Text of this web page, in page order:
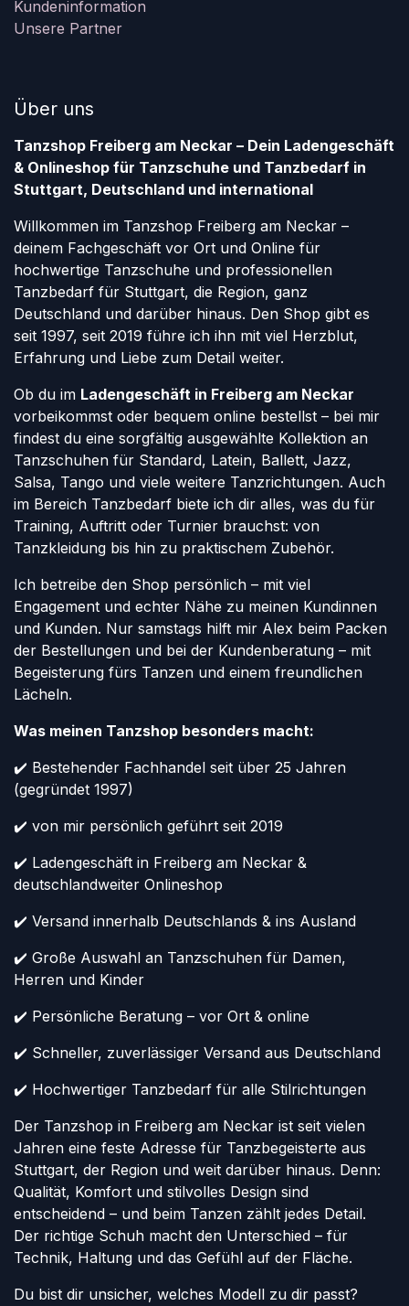
Kundeninformation
Unsere Partner
Über uns
Tanzshop Freiberg am Neckar – Dein Ladengeschäft
& Onlineshop für Tanzschuhe und Tanzbedarf in
Stuttgart, Deutschland und international
Willkommen im Tanzshop Freiberg am Neckar –
deinem Fachgeschäft vor Ort und Online für
hochwertige Tanzschuhe und professionellen
Tanzbedarf für Stuttgart, die Region, ganz
Deutschland und darüber hinaus. Den Shop gibt es
seit 1997, seit 2019 führe ich ihn mit viel Herzblut,
Erfahrung und Liebe zum Detail weiter.
Ob du im Ladengeschäft in Freiberg am Neckar
vorbeikommst oder bequem online bestellst – bei mir
findest du eine sorgfältig ausgewählte Kollektion an
Tanzschuhen für Standard, Latein, Ballett, Jazz,
Salsa, Tango und viele weitere Tanzrichtungen. Auch
im Bereich Tanzbedarf biete ich dir alles, was du für
Training, Auftritt oder Turnier brauchst: von
Tanzkleidung bis hin zu praktischem Zubehör.
Ich betreibe den Shop persönlich – mit viel
Engagement und echter Nähe zu meinen Kundinnen
und Kunden. Nur samstags hilft mir Alex beim Packen
der Bestellungen und bei der Kundenberatung – mit
Begeisterung fürs Tanzen und einem freundlichen
Lächeln.
Was meinen Tanzshop besonders macht:
✔️ Bestehender Fachhandel seit über 25 Jahren
(gegründet 1997)
✔️ von mir persönlich geführt seit 2019
✔️ Ladengeschäft in Freiberg am Neckar &
deutschlandweiter Onlineshop
✔️ Versand innerhalb Deutschlands & ins Ausland
✔️ Große Auswahl an Tanzschuhen für Damen,
Herren und Kinder
✔️ Persönliche Beratung – vor Ort & online
✔️ Schneller, zuverlässiger Versand aus Deutschland
✔️ Hochwertiger Tanzbedarf für alle Stilrichtungen
Der Tanzshop in Freiberg am Neckar ist seit vielen
Jahren eine feste Adresse für Tanzbegeisterte aus
Stuttgart, der Region und weit darüber hinaus. Denn:
Qualität, Komfort und stilvolles Design sind
entscheidend – und beim Tanzen zählt jedes Detail.
Der richtige Schuh macht den Unterschied – für
Technik, Haltung und das Gefühl auf der Fläche.
Du bist dir unsicher, welches Modell zu dir passt?